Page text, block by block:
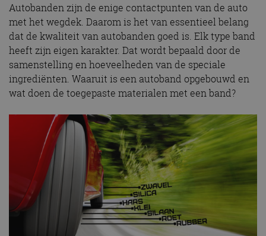
Autobanden zijn de enige contactpunten van de auto
met het wegdek. Daarom is het van essentieel belang
dat de kwaliteit van autobanden goed is. Elk type band
heeft zijn eigen karakter. Dat wordt bepaald door de
samenstelling en hoeveelheden van de speciale
ingrediënten. Waaruit is een autoband opgebouwd en
wat doen de toegepaste materialen met een band?